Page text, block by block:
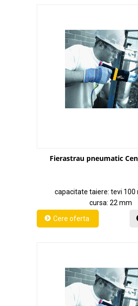
Fierastrau pneumatic
capacitate taiere: tevi 100
cursa: 22 mm